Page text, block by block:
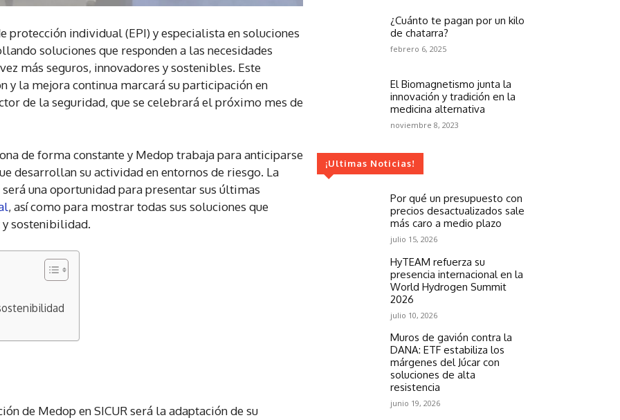
protección individual (EPI) y especialista en soluciones
soluciones que responden a las necesidades
más seguros, innovadores y sostenibles. Este
y la mejora continua marcará su participación en
de la seguridad, que se celebrará el próximo mes de
de forma constante y Medop trabaja para anticiparse
desarrollan su actividad en entornos de riesgo. La
una oportunidad para presentar sus últimas
, así como para mostrar todas sus soluciones que
sostenibilidad.
de Medop en SICUR será la adaptación de su
¿Cuánto te pagan por un kilo
de chatarra?
febrero 6, 2025
El Biomagnetismo junta la
innovación y tradición en la
medicina alternativa
noviembre 8, 2023
¡Ultimas Noticias!
Por qué un presupuesto con
precios desactualizados sale
más caro a medio plazo
julio 15, 2026
HyTEAM refuerza su
presencia internacional en la
World Hydrogen Summit
2026
julio 10, 2026
Muros de gavión contra la
DANA: ETF estabiliza los
márgenes del Júcar con
soluciones de alta
resistencia
junio 19, 2026